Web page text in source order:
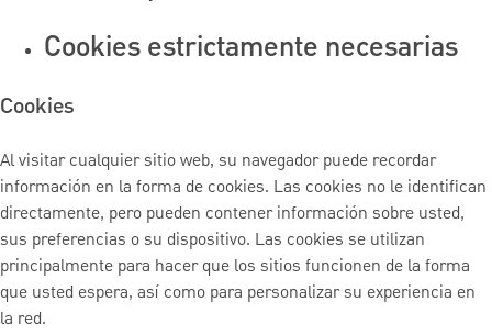
Cookies estrictamente necesarias
Cookies
Al visitar cualquier sitio web, su navegador puede recordar
información en la forma de cookies. Las cookies no le identifican
directamente, pero pueden contener información sobre usted,
sus preferencias o su dispositivo. Las cookies se utilizan
principalmente para hacer que los sitios funcionen de la forma
que usted espera, así como para personalizar su experiencia en
la red.